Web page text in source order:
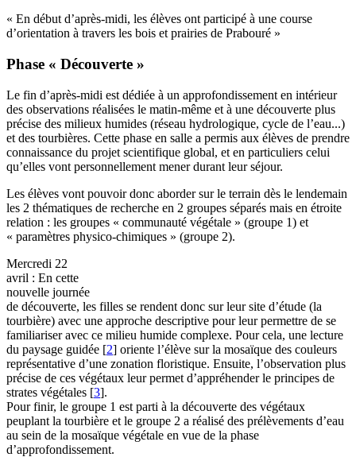
« En début d’après-midi, les élèves ont participé à une course
d’orientation à travers les bois et prairies de Prabouré »
Phase « Découverte »
Le fin d’après-midi est dédiée à un approfondissement en intérieur
des observations réalisées le matin-même et à une découverte plus
précise des milieux humides (réseau hydrologique, cycle de l’eau...)
et des tourbières. Cette phase en salle a permis aux élèves de prendre
connaissance du projet scientifique global, et en particuliers celui
qu’elles vont personnellement mener durant leur séjour.
Les élèves vont pouvoir donc aborder sur le terrain dès le lendemain
les 2 thématiques de recherche en 2 groupes séparés mais en étroite
relation : les groupes « communauté végétale » (groupe 1) et
« paramètres physico-chimiques » (groupe 2).
Mercredi 22
avril : En cette
nouvelle journée
de découverte, les filles se rendent donc sur leur site d’étude (la
tourbière) avec une approche descriptive pour leur permettre de se
familiariser avec ce milieu humide complexe. Pour cela, une lecture
du paysage guidée [2] oriente l’élève sur la mosaïque des couleurs
représentative d’une zonation floristique. Ensuite, l’observation plus
précise de ces végétaux leur permet d’appréhender le principes de
strates végétales [3].
Pour finir, le groupe 1 est parti à la découverte des végétaux
peuplant la tourbière et le groupe 2 a réalisé des prélèvements d’eau
au sein de la mosaïque végétale en vue de la phase
d’approfondissement.